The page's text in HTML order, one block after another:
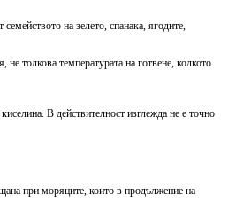
на зелето, спанака, ягодите,
толкова температурата на готвене, колкото
В действителност изглежда не е точно
при моряците, които в продължение на